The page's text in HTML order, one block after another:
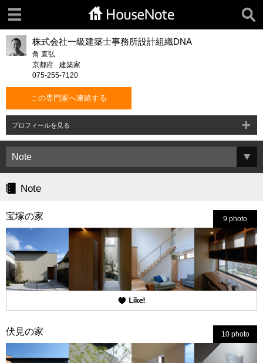
株式会社一級建築士事務所設計組織DNA
角 直弘
京都府
建築家
075-255-7120
この専門家へ連絡する
プロフィールを見る
Note
宝塚の家 9 photo
伏見の家 10 photo